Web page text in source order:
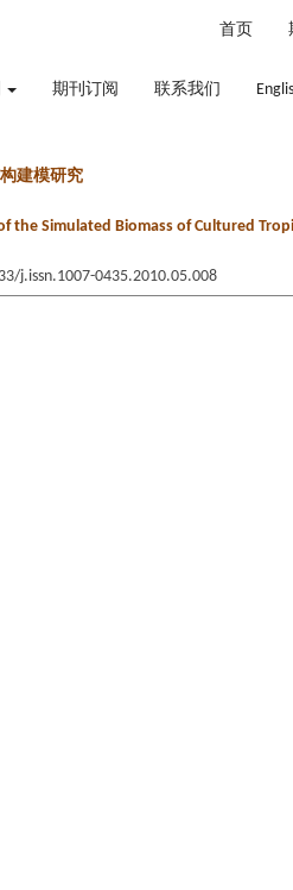
首页
期刊订阅 联系我们
建模研究
the Simulated Biomass of Cultured
j.issn.1007-0435.2010.05.008